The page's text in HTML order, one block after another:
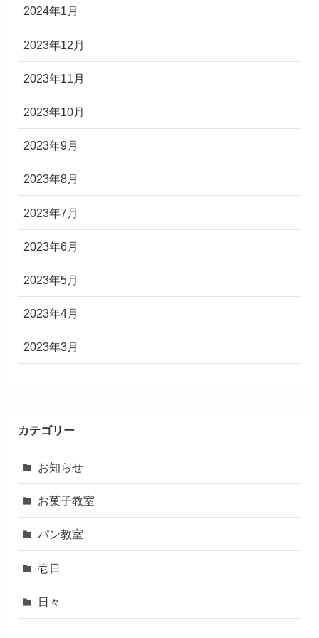
2024年1月
2023年12月
2023年11月
2023年10月
2023年9月
2023年8月
2023年7月
2023年6月
2023年5月
2023年4月
2023年3月
カテゴリー
お知らせ
お菓子教室
パン教室
壱日
日々